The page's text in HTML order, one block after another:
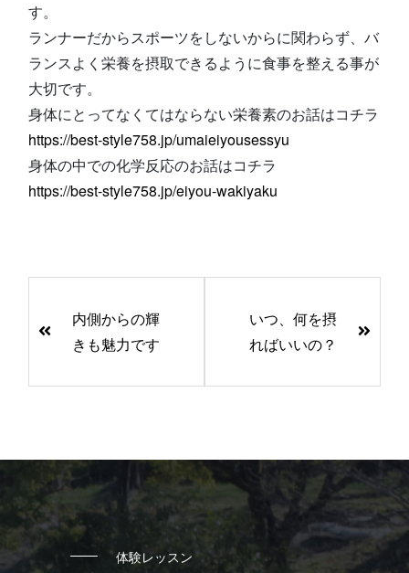
す。
ランナーだからスポーツをしないからに関わらず、バ
ランスよく栄養を摂取できるように食事を整える事が
大切です。
身体にとってなくてはならない栄養素のお話はコチラ
https://best-style758.jp/umaieiyousessyu
身体の中での化学反応のお話はコチラ
https://best-style758.jp/eiyou-wakiyaku
の
の
リ
ン
ク
内側からの輝
きも魅力です
いつ、何を摂
ればいいの？
体験レッスン